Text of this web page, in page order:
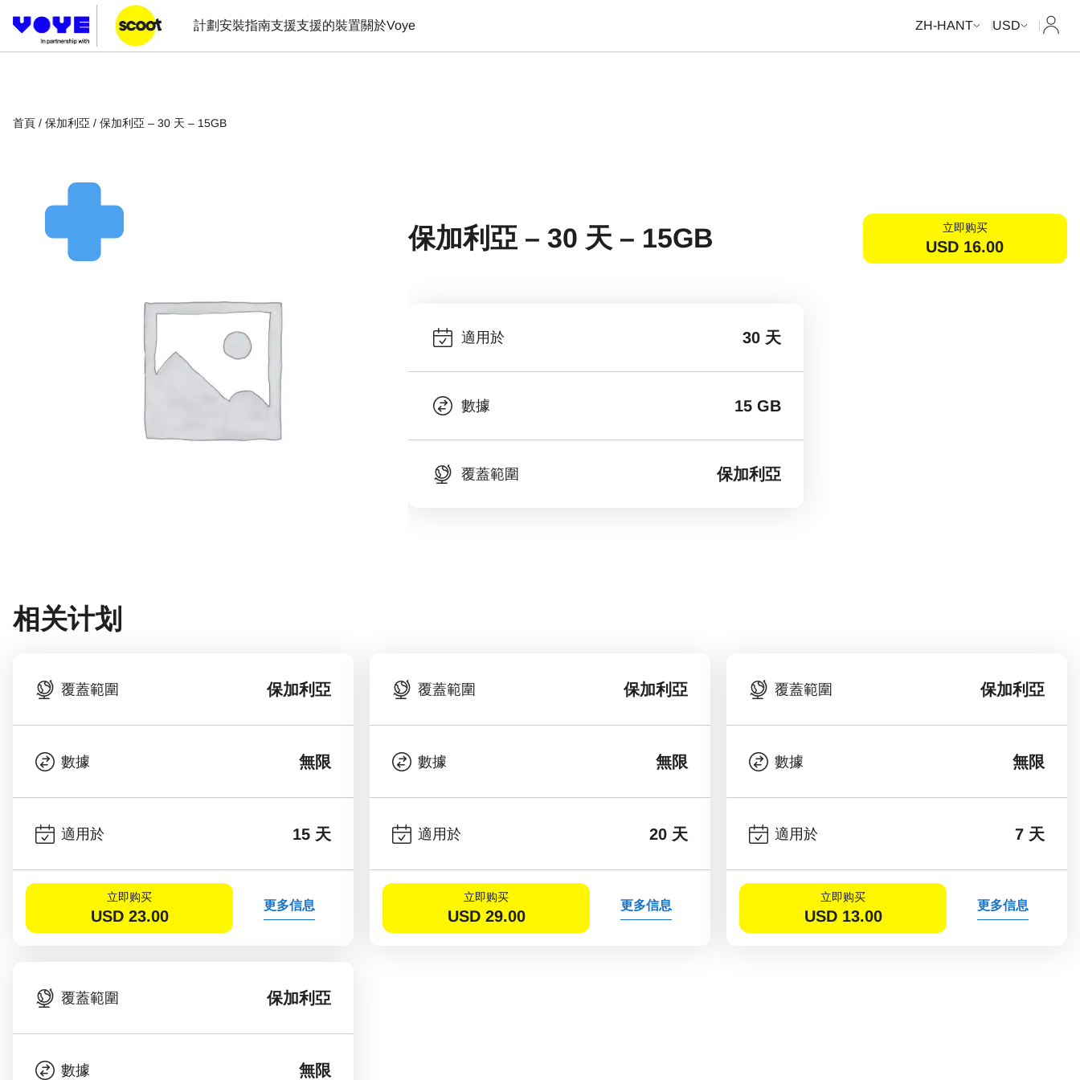
計劃安裝指南支援支援的裝置關於Voye ZH-HANT USD 我的
首頁 / 保加利亞 / 保加利亞 – 30 天 – 15GB
保加利亞 – 30 天 – 15GB 立即购买
USD 16.00
適用於 30 天
數據 15 GB
覆蓋範圍 保加利亞
相关计划
覆蓋範圍 保加利亞
數據 無限
適用於 15 天
立即购买
USD 23.00
更多信息
覆蓋範圍 保加利亞
數據 無限
適用於 20 天
立即购买
USD 29.00
更多信息
覆蓋範圍 保加利亞
數據 無限
適用於 7 天
立即购买
USD 13.00
更多信息
覆蓋範圍 保加利亞
數據 無限